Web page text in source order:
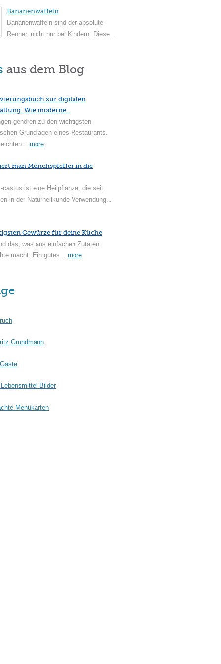
Bananenwaffeln
Bananenwaffeln sind der absolute
Renner, nicht nur bei Kindern. Diese...
aus dem Blog
zur digitalen
Wie moderne...
gehören zu den wichtigsten
Grundlagen eines Restaurants.
more
man Mönchspfeffer in die
castus ist eine Heilpflanze, die seit
in der Naturheilkunde Verwendung...
Gewürze für deine Küche
das, was aus einfachen Zutaten
macht. Ein gutes... more
Grundmann
Bilder
Menükarten